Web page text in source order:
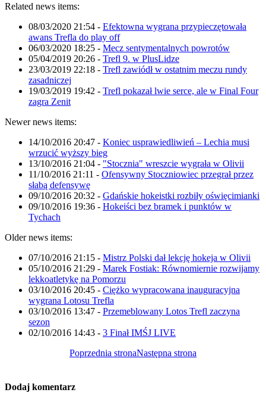
Related news items:
08/03/2020 21:54 - Efektowna wygrana przypieczętowała
awans Trefla do play off
06/03/2020 18:25 - Mecz sentymentalnych powrotów
05/04/2019 20:26 - Trefl 9. w PlusLidze
23/03/2019 22:18 - Trefl zawiódł w ostatnim meczu rundy
zasadniczej
19/03/2019 19:42 - Trefl pokazał lwie serce, ale w Final Four
zagra Zenit
Newer news items:
14/10/2016 20:47 - Koniec usprawiedliwień – Lechia musi
wrzucić wyższy bieg
13/10/2016 21:04 - "Stocznia" wreszcie wygrała w Olivii
11/10/2016 21:11 - Ofensywny Stoczniowiec przegrał przez
słabą defensywę
09/10/2016 20:32 - Gdańskie hokeistki rozbiły oświęcimianki
09/10/2016 19:36 - Hokeiści bez bramek i punktów w
Tychach
Older news items:
07/10/2016 21:15 - Mistrz Polski dał lekcję hokeja w Olivii
05/10/2016 21:29 - Marek Fostiak: Równomiernie rozwijamy
lekkoatletykę na Pomorzu
03/10/2016 20:45 - Ciężko wypracowana inauguracyjna
wygrana Lotosu Trefla
03/10/2016 13:47 - Przemeblowany Lotos Trefl zaczyna
sezon
02/10/2016 14:43 - 3 Finał IMŚJ LIVE
Poprzednia stronaNastępna strona
Dodaj komentarz